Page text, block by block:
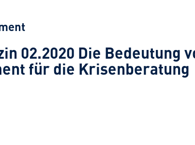
02.2020 Die Bedeutung
für die Krisenberatung